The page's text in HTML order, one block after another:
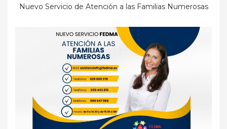
Nuevo Servicio de Atención a las Familias Numerosas